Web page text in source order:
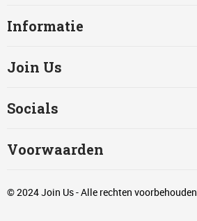
Informatie
Join Us
Socials
Voorwaarden
© 2024 Join Us - Alle rechten voorbehouden